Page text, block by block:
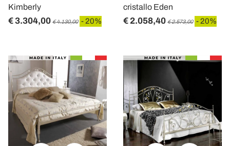
Kimberly
€ 3.304,00 € 4.130,00 - 20%
cristallo Eden
€ 2.058,40 € 2.573,00 - 20%